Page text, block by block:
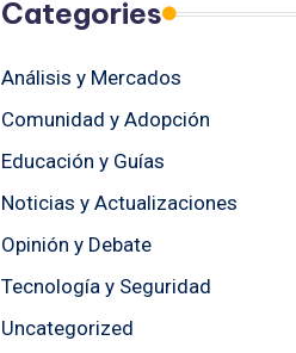
Categories
Análisis y Mercados
Comunidad y Adopción
Educación y Guías
Noticias y Actualizaciones
Opinión y Debate
Tecnología y Seguridad
Uncategorized